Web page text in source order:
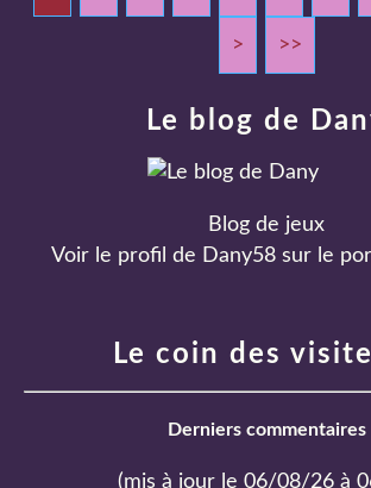
> >>
Le blog de
Blog de jeux
Voir le profil de Dany58sur le
Le coin des
Derniers commentaires
(mis à jour le 06/08/26 à